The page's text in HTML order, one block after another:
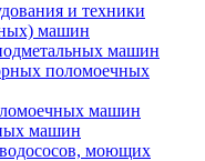
и техники
машин
машин
поломоечных
машин
машин
моющих